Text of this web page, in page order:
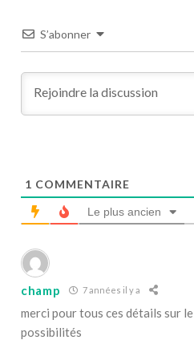
S’abonner
1 COMMENTAIRE
Le plus ancien
champ 7 années il y a
merci pour tous ces détails sur le
possibilités